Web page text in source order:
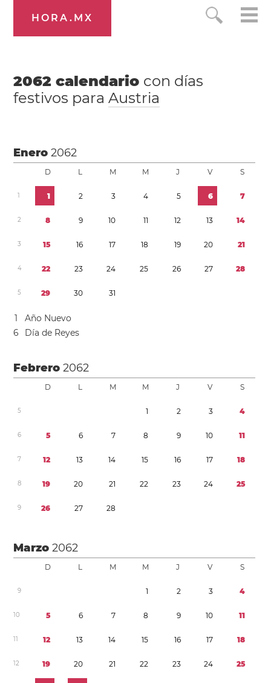
HORA.MX
2062 calendario con días
festivos paraAustria
Enero2062
D L M M J V S
1 1 2 3 4 5 6 7
2 8 9 10 11 12 13 14
3 15 16 17 18 19 20 21
4 22 23 24 25 26 27 28
5 29 30 31
1
Año Nuevo
6
Día de Reyes
Febrero2062
D L M M J V S
5 1 2 3 4
6 5 6 7 8 9 10 11
7 12 13 14 15 16 17 18
8 19 20 21 22 23 24 25
9 26 27 28
Marzo2062
D L M M J V S
9 1 2 3 4
10 5 6 7 8 9 10 11
11 12 13 14 15 16 17 18
12 19 20 21 22 23 24 25